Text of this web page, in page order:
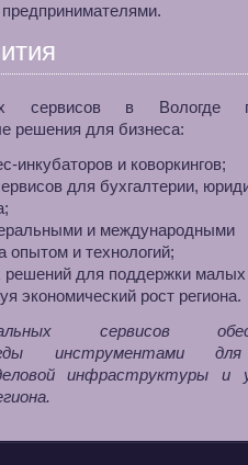
сервисов в Вологде
решения для бизнеса:
инкубаторов и коворкингов;
для бухгалтерии,
и международными
опытом и технологий;
для поддержки малых
экономический рост региона.
сервисов
инструментами
инфраструктуры и